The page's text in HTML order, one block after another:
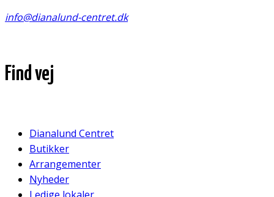
info@dianalund-centret.dk
Find vej
Dianalund Centret
Butikker
Arrangementer
Nyheder